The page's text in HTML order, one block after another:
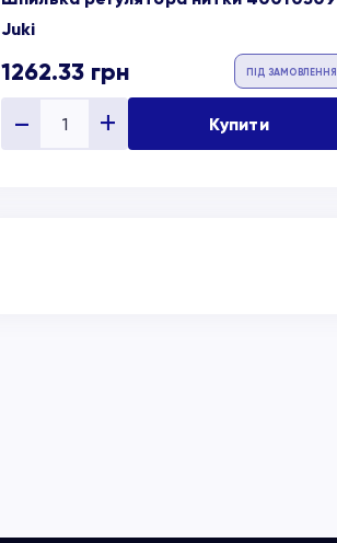
Juki
1262.33 грн ПІД ЗАМОВЛЕННЯ
Купити